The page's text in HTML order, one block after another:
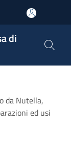
di
da Nutella,
ed usi